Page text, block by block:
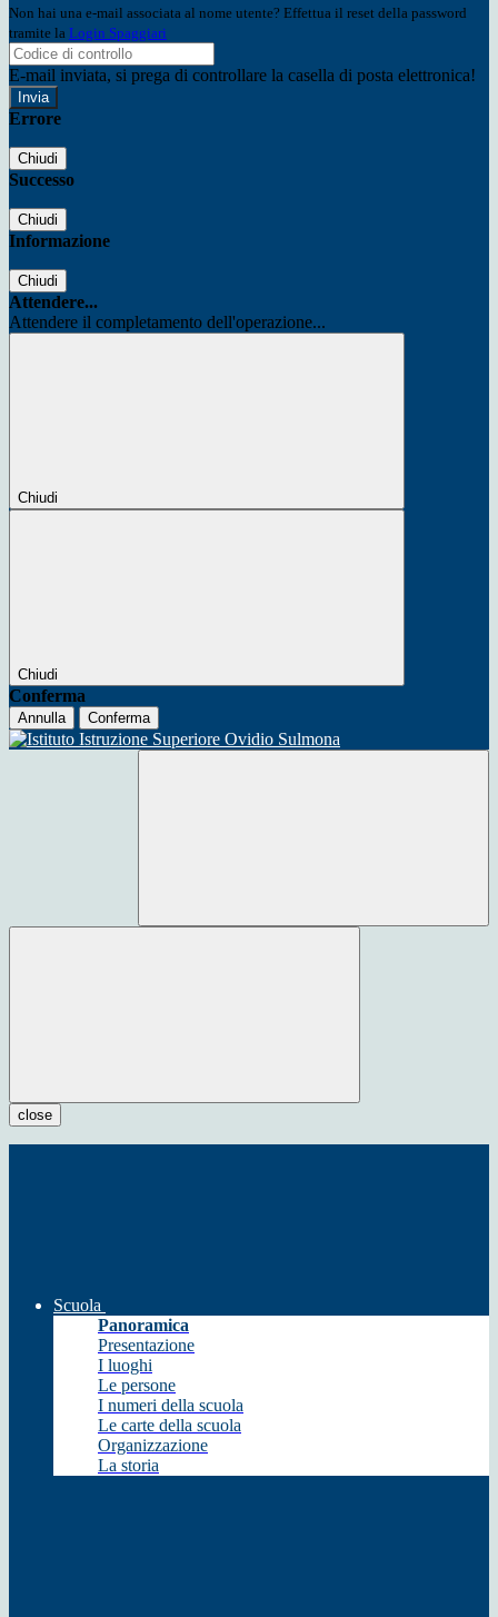
Non hai una e-mail associata al nome utente? Effettua il reset della password
tramite la Login Spaggiari
E-mail inviata, si prega di controllare la casella di posta elettronica!
Errore
Chiudi
Successo
Chiudi
Informazione
Chiudi
Attendere...
Attendere il completamento dell'operazione...
Chiudi
Chiudi
Conferma
Annulla Conferma
close
Scuola
Panoramica
Presentazione
I luoghi
Le persone
I numeri della scuola
Le carte della scuola
Organizzazione
La storia